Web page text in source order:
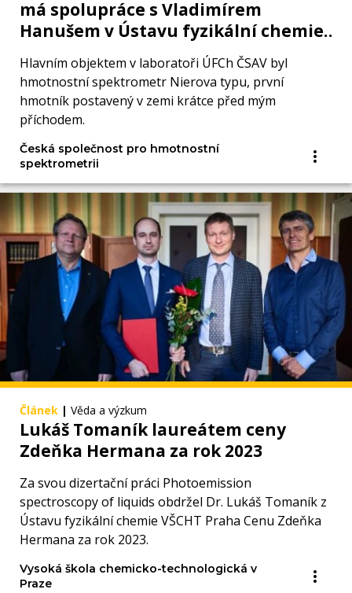
má spolupráce s Vladimírem
Hanušem v Ústavu fyzikální chemie
Hlavním objektem v laboratoři ÚFCh ČSAV byl
hmotnostní spektrometr Nierova typu, první
hmotník postavený v zemi krátce před mým
příchodem.
Česká společnost pro hmotnostní
spektrometrii
Článek | Věda a výzkum
Lukáš Tomaník laureátem ceny
Zdeňka Hermana za rok 2023
Za svou dizertační práci Photoemission
spectroscopy of liquids obdržel Dr. Lukáš Tomaník z
Ústavu fyzikální chemie VŠCHT Praha Cenu Zdeňka
Hermana za rok 2023.
Vysoká škola chemicko-technologická v
Praze